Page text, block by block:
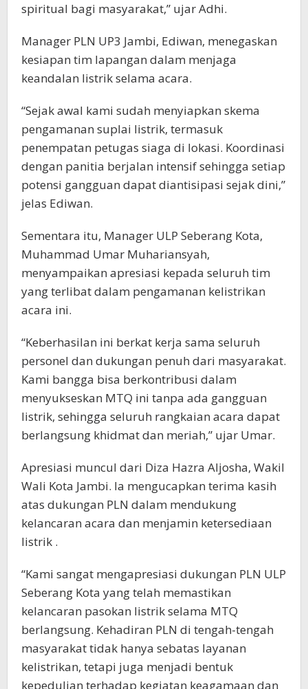
spiritual bagi masyarakat,” ujar Adhi.
Manager PLN UP3 Jambi, Ediwan, menegaskan
kesiapan tim lapangan dalam menjaga
keandalan listrik selama acara.
“Sejak awal kami sudah menyiapkan skema
pengamanan suplai listrik, termasuk
penempatan petugas siaga di lokasi. Koordinasi
dengan panitia berjalan intensif sehingga setiap
potensi gangguan dapat diantisipasi sejak dini,”
jelas Ediwan.
Sementara itu, Manager ULP Seberang Kota,
Muhammad Umar Muhariansyah,
menyampaikan apresiasi kepada seluruh tim
yang terlibat dalam pengamanan kelistrikan
acara ini.
“Keberhasilan ini berkat kerja sama seluruh
personel dan dukungan penuh dari masyarakat.
Kami bangga bisa berkontribusi dalam
menyukseskan MTQ ini tanpa ada gangguan
listrik, sehingga seluruh rangkaian acara dapat
berlangsung khidmat dan meriah,” ujar Umar.
Apresiasi muncul dari Diza Hazra Aljosha, Wakil
Wali Kota Jambi. Ia mengucapkan terima kasih
atas dukungan PLN dalam mendukung
kelancaran acara dan menjamin ketersediaan
listrik .
“Kami sangat mengapresiasi dukungan PLN ULP
Seberang Kota yang telah memastikan
kelancaran pasokan listrik selama MTQ
berlangsung. Kehadiran PLN di tengah-tengah
masyarakat tidak hanya sebatas layanan
kelistrikan, tetapi juga menjadi bentuk
kepedulian terhadap kegiatan keagamaan dan